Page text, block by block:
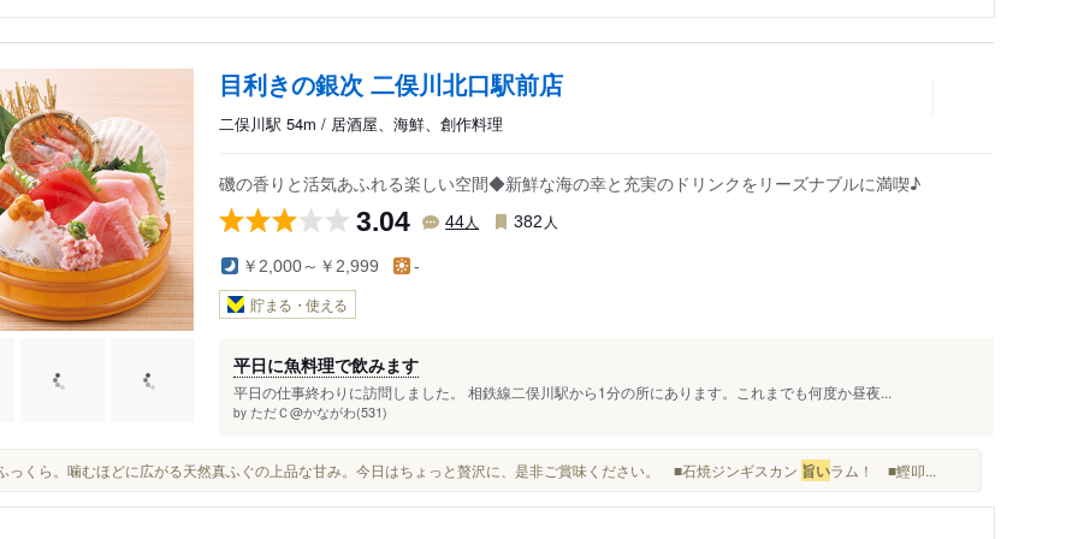
目利きの銀次 二俣川北口駅前店
二俣川駅 54m / 居酒屋、海鮮、創作料理
磯の香りと活気あふれる楽しい空間◆新鮮な海の幸と充実のドリンクをリーズナブルに満喫♪
3.04 44人 382 人
￥2,000～￥2,999 -
貯まる・使える
平日に魚料理で飲みます
平日の仕事終わりに訪問しました。 相鉄線二俣川駅から1分の所にあります。これまでも何度か昼夜...
by ただＣ@かながわ(531)
っくら。噛むほどに広がる天然真ふぐの上品な甘み。今日はちょっと贅沢に、是非ご賞味ください。 ■石焼ジンギスカン 旨いラム！ ■鰹叩...